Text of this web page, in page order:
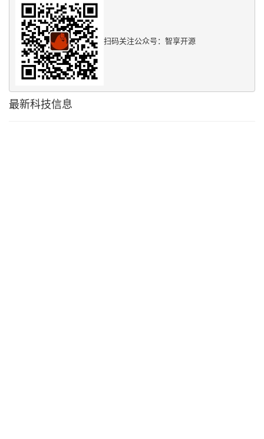
扫码关注公众号：智享开源
最新科技信息